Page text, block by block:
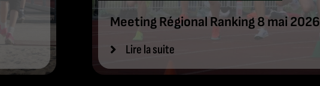
Meeting Régional Ranking 8 mai 2026
Lire la suite